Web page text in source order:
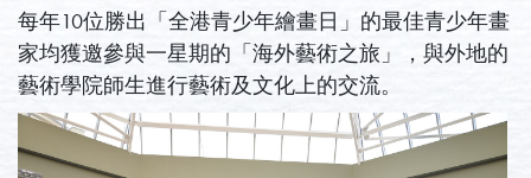
菁英藝廊
每年10位勝出「全港青少年繪畫日」的最佳青少年畫
家均獲邀參與一星期的「海外藝術之旅」，與外地的
藝術學院師生進行藝術及文化上的交流。